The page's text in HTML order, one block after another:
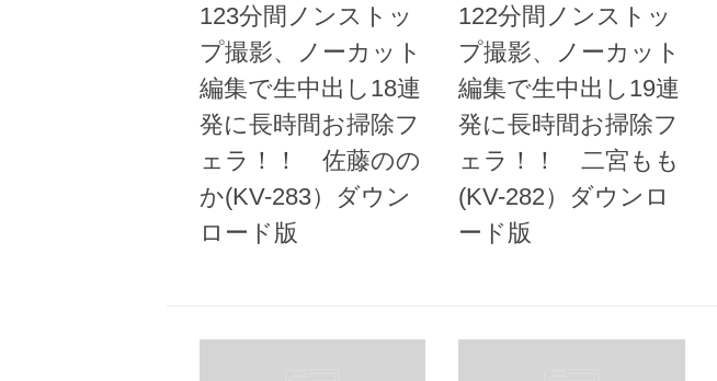
123分間ノンストッ
プ撮影、ノーカット
編集で生中出し18連
発に長時間お掃除フ
ェラ！！ 佐藤のの
か(KV-283）ダウン
ロード版
122分間ノンストッ
プ撮影、ノーカット
編集で生中出し19連
発に長時間お掃除フ
ェラ！！ 二宮もも
(KV-282）ダウンロ
ード版